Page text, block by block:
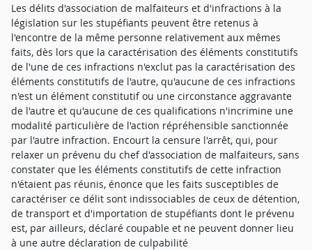
Les délits d'association de malfaiteurs et d'infractions à la
législation sur les stupéfiants peuvent être retenus à
l'encontre de la même personne relativement aux mêmes
faits, dès lors que la caractérisation des éléments constitutifs
de l'une de ces infractions n'exclut pas la caractérisation des
éléments constitutifs de l'autre, qu'aucune de ces infractions
n'est un élément constitutif ou une circonstance aggravante
de l'autre et qu'aucune de ces qualifications n'incrimine une
modalité particulière de l'action répréhensible sanctionnée
par l'autre infraction. Encourt la censure l'arrêt, qui, pour
relaxer un prévenu du chef d'association de malfaiteurs, sans
constater que les éléments constitutifs de cette infraction
n'étaient pas réunis, énonce que les faits susceptibles de
caractériser ce délit sont indissociables de ceux de détention,
de transport et d'importation de stupéfiants dont le prévenu
est, par ailleurs, déclaré coupable et ne peuvent donner lieu
à une autre déclaration de culpabilité